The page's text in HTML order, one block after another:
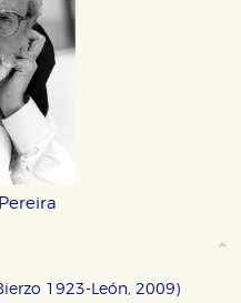
1923-León, 2009)